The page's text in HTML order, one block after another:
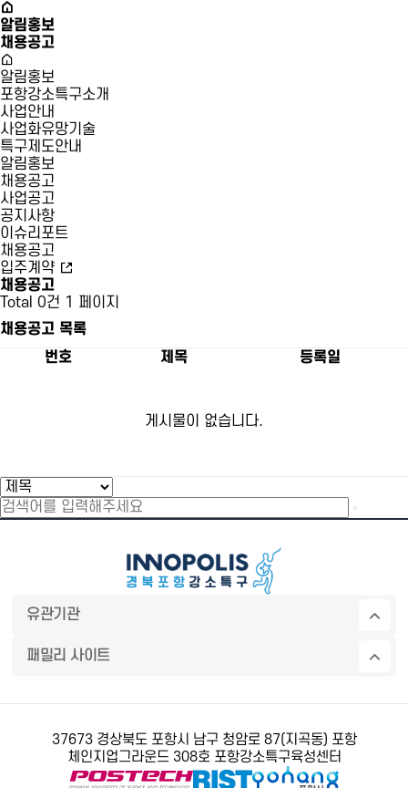
알림홍보
채용공고
알림홍보
포항강소특구소개
사업안내
사업화유망기술
특구제도안내
알림홍보
채용공고
사업공고
공지사항
이슈리포트
채용공고
입주계약
채용공고
Total 0건 1 페이지
채용공고 목록
번호
제목 등록일
게시물이 없습니다.
유관기관
패밀리 사이트
37673 경상북도 포항시 남구 청암로 87(지곡동) 포항
체인지업그라운드 308호 포항강소특구육성센터